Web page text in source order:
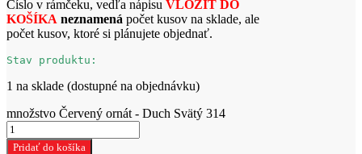
Číslo v rámčeku, vedľa nápisu VLOŽIŤ DO
KOŠÍKA neznamená počet kusov na sklade, ale
počet kusov, ktoré si plánujete objednať.
Stav produktu:
1 na sklade (dostupné na objednávku)
množstvo Červený ornát - Duch Svätý 314
Pridať do košíka